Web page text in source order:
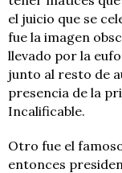
el juicio que se
fue la imagen
llevado por la
junto al resto de
presencia de la
Incalificable.
Otro fue el
entonces